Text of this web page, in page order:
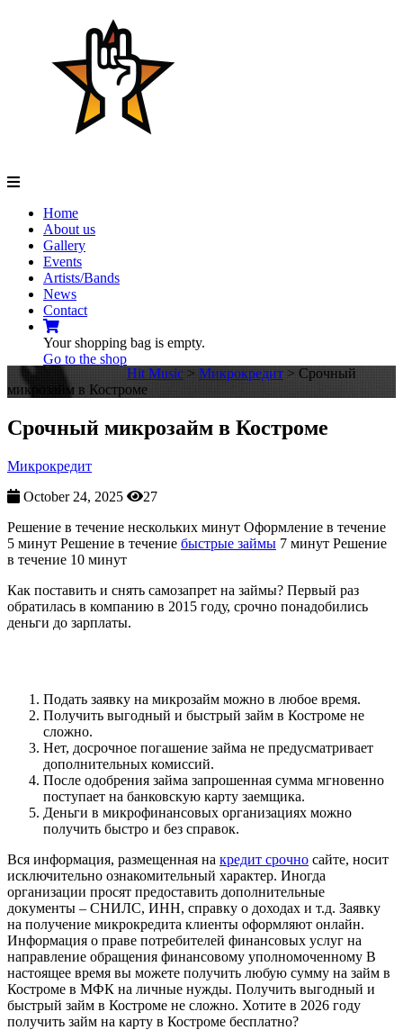
Home
About us
Gallery
Events
Artists/Bands
News
Contact
Your shopping bag is empty.
Go to the shop
Hit Music > Микрокредит > Срочный
микрозайм в Костроме
Срочный микрозайм в Костроме
Микрокредит
October 24, 2025
27
Решение в течение нескольких минут Оформление в течение
5 минут Решение в течение быстрые займы 7 минут Решение
в течение 10 минут
Как поставить и снять самозапрет на займы? Первый раз
обратилась в компанию в 2015 году, срочно понадобились
деньги до зарплаты.
Подать заявку на микрозайм можно в любое время.
Получить выгодный и быстрый займ в Костроме не
сложно.
Нет, досрочное погашение займа не предусматривает
дополнительных комиссий.
После одобрения займа запрошенная сумма мгновенно
поступает на банковскую карту заемщика.
Деньги в микрофинансовых организациях можно
получить быстро и без справок.
Вся информация, размещенная на кредит срочно сайте, носит
исключительно ознакомительный характер. Иногда
организации просят предоставить дополнительные
документы – СНИЛС, ИНН, справку о доходах и т.д. Заявку
на получение микрокредита клиенты оформляют онлайн.
Информация о праве потребителей финансовых услуг на
направление обращения финансовому уполномоченному В
настоящее время вы можете получить любую сумму на займ в
Костроме в МФК на личные нужды. Получить выгодный и
быстрый займ в Костроме не сложно. Хотите в 2026 году
получить займ на карту в Костроме бесплатно?